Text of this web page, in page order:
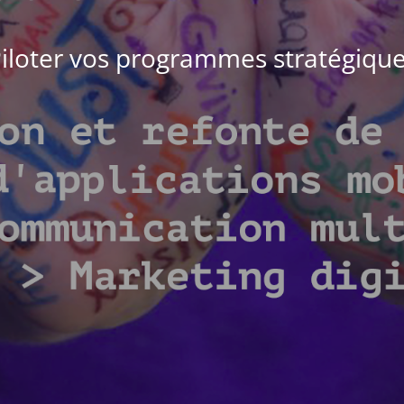
vos programmes